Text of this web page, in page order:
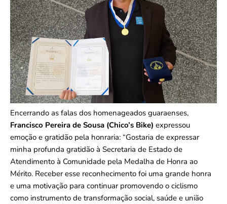
Encerrando as falas dos homenageados guaraenses,
Francisco Pereira de Sousa (Chico’s Bike) expressou
emoção e gratidão pela honraria: “Gostaria de expressar
minha profunda gratidão à Secretaria de Estado de
Atendimento à Comunidade pela Medalha de Honra ao
Mérito. Receber esse reconhecimento foi uma grande honra
e uma motivação para continuar promovendo o ciclismo
como instrumento de transformação social, saúde e união